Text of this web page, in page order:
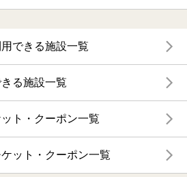
できる施設一覧
る施設一覧
ト・クーポン一覧
ット・クーポン一覧